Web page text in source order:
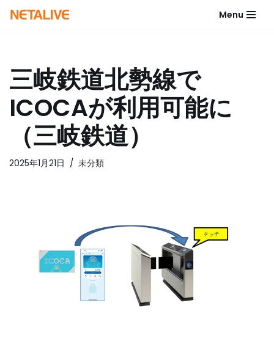
ン
ツ
へ
プ
Menu
三岐鉄道北勢線で
ICOCAが利用可能に
（三岐鉄道）
2025年1月21日 未分類